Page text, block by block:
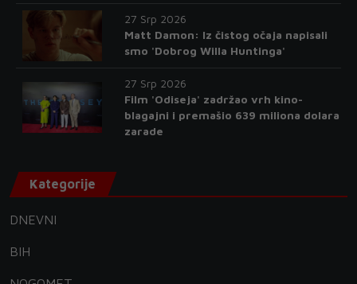
27 Srp 2026
Matt Damon: Iz čistog očaja napisali
smo 'Dobrog Willa Huntinga'
27 Srp 2026
Film 'Odiseja' zadržao vrh kino-
blagajni i premašio 639 miliona dolara
zarade
Kategorije
DNEVNI
BIH